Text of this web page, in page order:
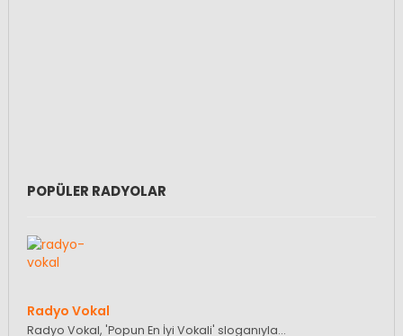
POPÜLER RADYOLAR
Radyo Vokal
Radyo Vokal, 'Popun En İyi Vokali' sloganıyla…